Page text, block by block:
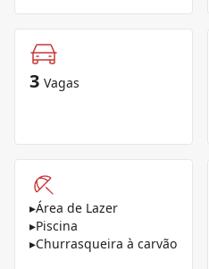
3 Vagas
▸Área de Lazer
▸Piscina
▸Churrasqueira à carvão